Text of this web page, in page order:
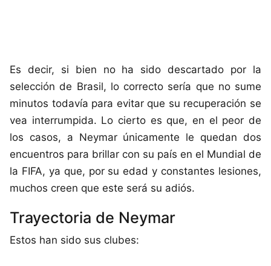
Es decir, si bien no ha sido descartado por la
selección de Brasil, lo correcto sería que no sume
minutos todavía para evitar que su recuperación se
vea interrumpida. Lo cierto es que, en el peor de
los casos, a Neymar únicamente le quedan dos
encuentros para brillar con su país en el Mundial de
la FIFA, ya que, por su edad y constantes lesiones,
muchos creen que este será su adiós.
Trayectoria de Neymar
Estos han sido sus clubes: